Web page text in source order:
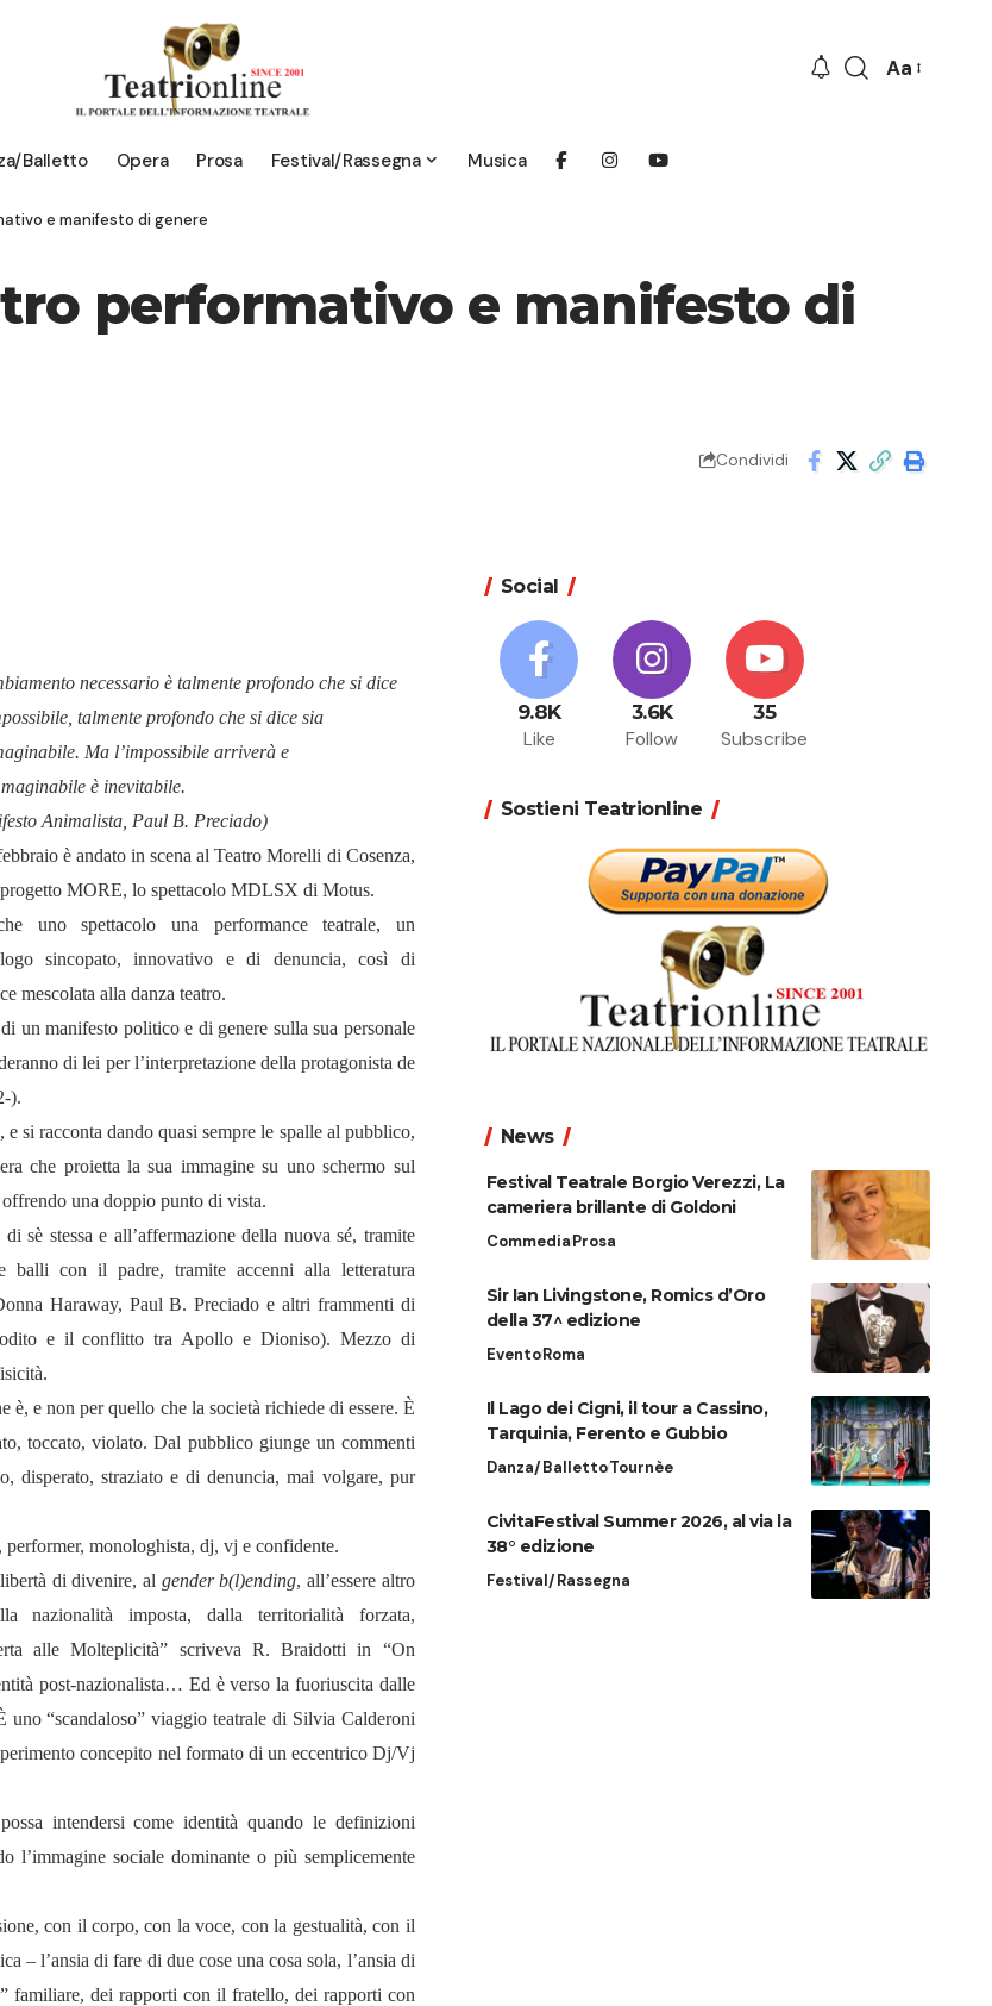
Font
Aa
Balletto Opera Prosa Festival/Rassegna Musica
e manifesto di genere
performativo e manifesto di
Condividi
necessario è talmente profondo che si dice
talmente profondo che si dice sia
Ma l’impossibile arriverà e
è inevitabile.
Animalista, Paul B. Preciado)
è andato in scena al Teatro Morelli di Cosenza,
MORE, lo spettacolo MDLSX di Motus.
uno spettacolo una performance teatrale, un
sincopato, innovativo e di denuncia, così di
mescolata alla danza teatro.
un manifesto politico e di genere sulla sua personale
di lei per l’interpretazione della protagonista de
).
si racconta dando quasi sempre le spalle al pubblico,
che proietta la sua immagine su uno schermo sul
una doppio punto di vista.
sè stessa e all’affermazione della nuova sé, tramite
con il padre, tramite accenni alla letteratura
Haraway, Paul B. Preciado e altri frammenti di
e il conflitto tra Apollo e Dioniso). Mezzo di
e non per quello che la società richiede di essere. È
toccato, violato. Dal pubblico giunge un commenti
disperato, straziato e di denuncia, mai volgare, pur
monologhista, dj, vj e confidente.
di divenire, al gender b(l)ending, all’essere altro
imposta, dalla territorialità forzata,
alle Molteplicità” scriveva R. Braidotti in “On
post-nazionalista… Ed è verso la fuoriuscita dalle
“scandaloso” viaggio teatrale di Silvia Calderoni
concepito nel formato di un eccentrico Dj/Vj
intendersi come identità quando le definizioni
l’immagine sociale dominante o più semplicemente
con il corpo, con la voce, con la gestualità, con il
– l’ansia di fare di due cose una cosa sola, l’ansia di
familiare, dei rapporti con il fratello, dei rapporti con
Social
9.8K
Like
3.6K
Follow
35
Subscribe
Sostieni Teatrionline
News
Festival Teatrale Borgio Verezzi, La
cameriera brillante di Goldoni
CommediaProsa
Sir Ian Livingstone, Romics d’Oro
della 37^ edizione
EventoRoma
Il Lago dei Cigni, il tour a Cassino,
Tarquinia, Ferento e Gubbio
Danza/BallettoTournèe
CivitaFestival Summer 2026, al via la
38° edizione
Festival/Rassegna